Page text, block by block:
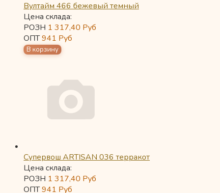
Вултайм 466 бежевый темный
Цена склада:
РОЗН 1 317,40 Руб
ОПТ941 Руб
Супервош ARTISAN 036 терракот
Цена склада:
РОЗН 1 317,40 Руб
ОПТ941 Руб